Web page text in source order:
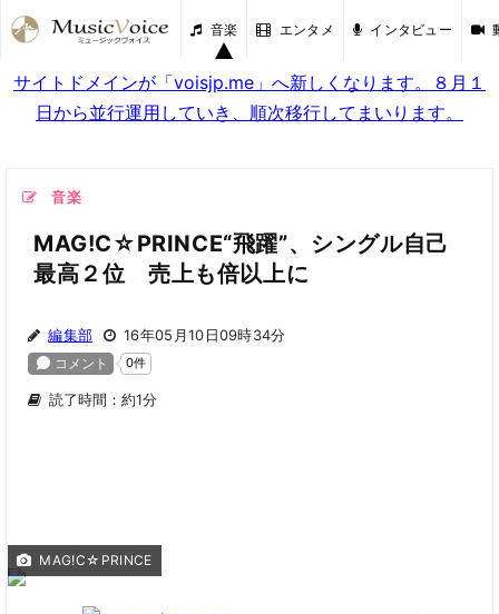
音楽 エンタメ インタビュー
サイトドメインが「voisjp.me」へ新しくなります。８月１
日から並行運用していき、順次移行してまいります。
音楽
MAG!C☆PRINCE“飛躍”、シングル自己
最高２位 売上も倍以上に
編集部 16年05月10日09時34分
読了時間：約1分
MAG!C☆PRINCE